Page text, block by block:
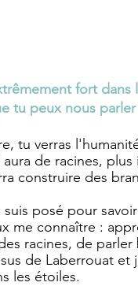
fort dans
tu peux nous
tu verras
de racines,
construire des
posé pour
me connaître :
racines, de parler
de Laberrouat et
les étoiles.